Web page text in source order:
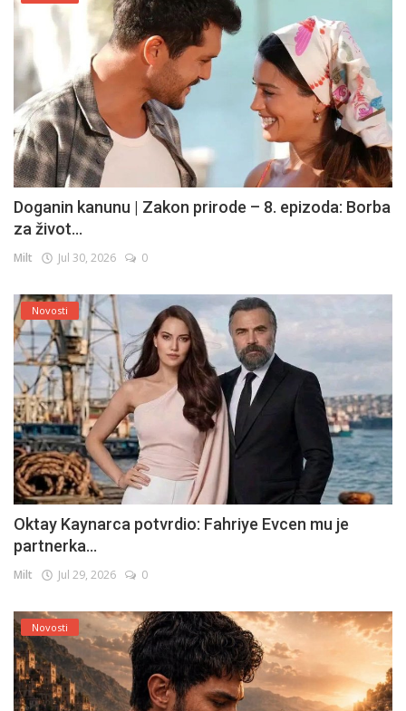
Doganin kanunu | Zakon prirode – 8. epizoda: Borba
za život...
Milt Jul 30, 2026 0
Novosti
Oktay Kaynarca potvrdio: Fahriye Evcen mu je
partnerka...
Milt Jul 29, 2026 0
Novosti